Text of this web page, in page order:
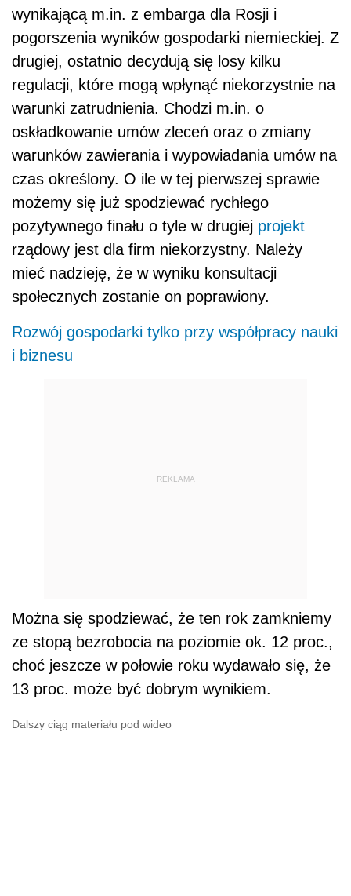
wynikającą m.in. z embarga dla Rosji i
pogorszenia wyników gospodarki niemieckiej. Z
drugiej, ostatnio decydują się losy kilku
regulacji, które mogą wpłynąć niekorzystnie na
warunki zatrudnienia. Chodzi m.in. o
oskładkowanie umów zleceń oraz o zmiany
warunków zawierania i wypowiadania umów na
czas określony. O ile w tej pierwszej sprawie
możemy się już spodziewać rychłego
pozytywnego finału o tyle w drugiej projekt
rządowy jest dla firm niekorzystny. Należy
mieć nadzieję, że w wyniku konsultacji
społecznych zostanie on poprawiony.
Rozwój gospodarki tylko przy współpracy nauki
i biznesu
REKLAMA
Można się spodziewać, że ten rok zamkniemy
ze stopą bezrobocia na poziomie ok. 12 proc.,
choć jeszcze w połowie roku wydawało się, że
13 proc. może być dobrym wynikiem.
Dalszy ciąg materiału pod wideo